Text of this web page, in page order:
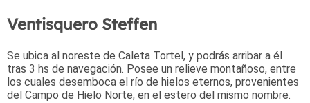
Ventisquero Steffen
Se ubica al noreste de Caleta Tortel, y podrás arribar a él
tras 3 hs de navegación. Posee un relieve montañoso, entre
los cuales desemboca el río de hielos eternos, provenientes
del Campo de Hielo Norte, en el estero del mismo nombre.